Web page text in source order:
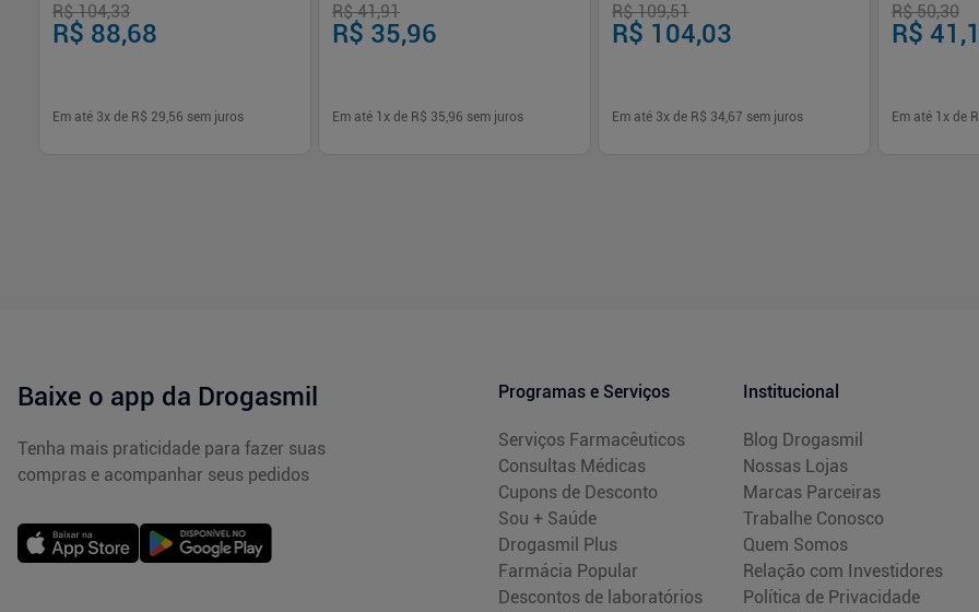
R$ 104,33
R$ 88,68
Em até 3x de R$ 29,56 sem juros
R$ 41,91
R$ 35,96
Em até 1 x de R$ 35,96 sem juros
R$ 109,51
R$ 104,03
Em até 3x de R$ 34,67 sem juros
R$ 50,30
R$
Em até 1 x de
Baixe o app da Drogasmil
Tenha mais praticidade para fazer suas
compras e acompanhar seus pedidos
Programas e Serviços
Serviços Farmacêuticos
Consultas Médicas
Cupons de Desconto
Sou + Saúde
Drogasmil Plus
Farmácia Popular
Descontos de laboratórios
Institucional
Blog Drogasmil
Nossas Lojas
Marcas Parceiras
Trabalhe Conosco
Quem Somos
Relação com Investidores
Política de Privacidade